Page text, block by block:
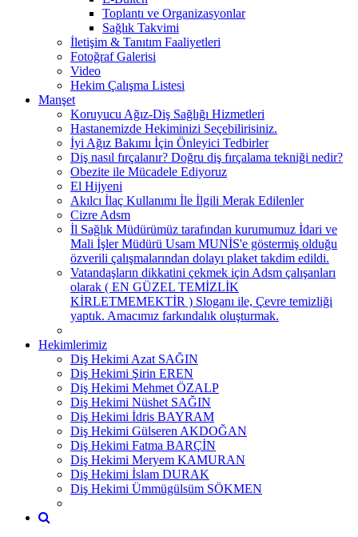
Toplantı ve Organizasyonlar
Sağlık Takvimi
İletişim & Tanıtım Faaliyetleri
Fotoğraf Galerisi
Video
Hekim Çalışma Listesi
Manşet
Koruyucu Ağız-Diş Sağlığı Hizmetleri
Hastanemizde Hekiminizi Seçebilirisiniz.
İyi Ağız Bakımı İçin Önleyici Tedbirler
Diş nasıl fırçalanır? Doğru diş fırçalama tekniği nedir?
Obezite ile Mücadele Ediyoruz
El Hijyeni
Akılcı İlaç Kullanımı İle İlgili Merak Edilenler
Cizre Adsm
İl Sağlık Müdürümüz tarafından kurumumuz İdari ve
Mali İşler Müdürü Usam MUNİS'e göstermiş olduğu
özverili çalışmalarından dolayı plaket takdim edildi.
Vatandaşların dikkatini çekmek için Adsm çalışanları
olarak ( EN GÜZEL TEMİZLİK
KİRLETMEMEKTİR ) Sloganı ile, Çevre temizliği
yaptık. Amacımız farkındalık oluşturmak.
Hekimlerimiz
Diş Hekimi Azat SAĞIN
Diş Hekimi Şirin EREN
Diş Hekimi Mehmet ÖZALP
Diş Hekimi Nüshet SAĞIN
Diş Hekimi İdris BAYRAM
Diş Hekimi Gülseren AKDOĞAN
Diş Hekimi Fatma BARÇİN
Diş Hekimi Meryem KAMURAN
Diş Hekimi İslam DURAK
Diş Hekimi Ümmügülsüm SÖKMEN